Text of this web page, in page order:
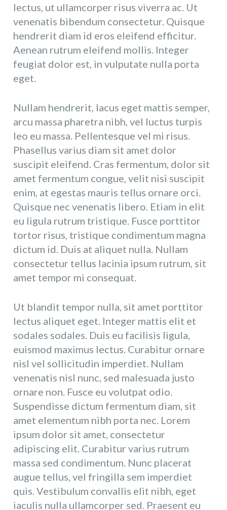
lectus, ut ullamcorper risus viverra ac. Ut
venenatis bibendum consectetur. Quisque
hendrerit diam id eros eleifend efficitur.
Aenean rutrum eleifend mollis. Integer
feugiat dolor est, in vulputate nulla porta
eget.
Nullam hendrerit, lacus eget mattis semper,
arcu massa pharetra nibh, vel luctus turpis
leo eu massa. Pellentesque vel mi risus.
Phasellus varius diam sit amet dolor
suscipit eleifend. Cras fermentum, dolor sit
amet fermentum congue, velit nisi suscipit
enim, at egestas mauris tellus ornare orci.
Quisque nec venenatis libero. Etiam in elit
eu ligula rutrum tristique. Fusce porttitor
tortor risus, tristique condimentum magna
dictum id. Duis at aliquet nulla. Nullam
consectetur tellus lacinia ipsum rutrum, sit
amet tempor mi consequat.
Ut blandit tempor nulla, sit amet porttitor
lectus aliquet eget. Integer mattis elit et
sodales sodales. Duis eu facilisis ligula,
euismod maximus lectus. Curabitur ornare
nisl vel sollicitudin imperdiet. Nullam
venenatis nisl nunc, sed malesuada justo
ornare non. Fusce eu volutpat odio.
Suspendisse dictum fermentum diam, sit
amet elementum nibh porta nec. Lorem
ipsum dolor sit amet, consectetur
adipiscing elit. Curabitur varius rutrum
massa sed condimentum. Nunc placerat
augue tellus, vel fringilla sem imperdiet
quis. Vestibulum convallis elit nibh, eget
iaculis nulla ullamcorper sed. Praesent eu